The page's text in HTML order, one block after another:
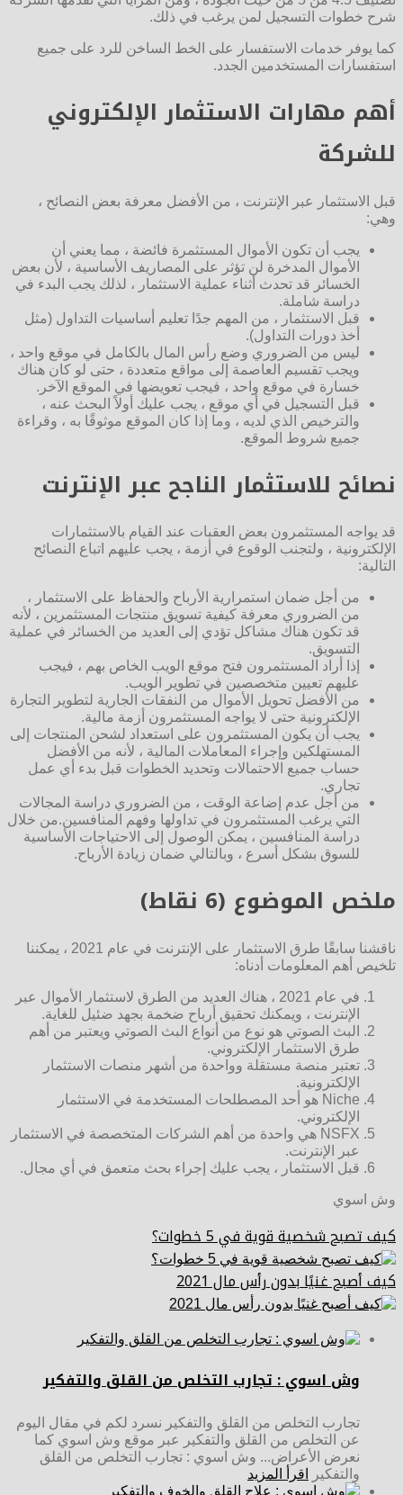
شرح خطوات التسجيل لمن يرغب في ذلك.
كما يوفر خدمات الاستفسار على الخط الساخن للرد على جميع
استفسارات المستخدمين الجدد.
أهم مهارات الاستثمار الإلكتروني
للشركة
قبل الاستثمار عبر الإنترنت ، من الأفضل معرفة بعض النصائح ،
وهي:
يجب أن تكون الأموال المستثمرة فائضة ، مما يعني أن
الأموال المدخرة لن تؤثر على المصاريف الأساسية ، لأن بعض
الخسائر قد تحدث أثناء عملية الاستثمار ، لذلك يجب البدء في
دراسة شاملة.
قبل الاستثمار ، من المهم جدًا تعليم أساسيات التداول (مثل
أخذ دورات التداول).
ليس من الضروري وضع رأس المال بالكامل في موقع واحد ،
ويجب تقسيم العاصمة إلى مواقع متعددة ، حتى لو كان هناك
خسارة في موقع واحد ، فيجب تعويضها في الموقع الآخر.
قبل التسجيل في أي موقع ، يجب عليك أولاً البحث عنه ،
والترخيص الذي لديه ، وما إذا كان الموقع موثوقًا به ، وقراءة
جميع شروط الموقع.
نصائح للاستثمار الناجح عبر الإنترنت
قد يواجه المستثمرون بعض العقبات عند القيام بالاستثمارات
الإلكترونية ، ولتجنب الوقوع في أزمة ، يجب عليهم اتباع النصائح
التالية:
من أجل ضمان استمرارية الأرباح والحفاظ على الاستثمار ،
من الضروري معرفة كيفية تسويق منتجات المستثمرين ، لأنه
قد تكون هناك مشاكل تؤدي إلى العديد من الخسائر في عملية
التسويق.
إذا أراد المستثمرون فتح موقع الويب الخاص بهم ، فيجب
عليهم تعيين متخصصين في تطوير الويب.
من الأفضل تحويل الأموال من النفقات الجارية لتطوير التجارة
الإلكترونية حتى لا يواجه المستثمرون أزمة مالية.
يجب أن يكون المستثمرون على استعداد لشحن المنتجات إلى
المستهلكين وإجراء المعاملات المالية ، لأنه من الأفضل
حساب جميع الاحتمالات وتحديد الخطوات قبل بدء أي عمل
تجاري.
من أجل عدم إضاعة الوقت ، من الضروري دراسة المجالات
التي يرغب المستثمرون في تداولها وفهم المنافسين.من خلال
دراسة المنافسين ، يمكن الوصول إلى الاحتياجات الأساسية
للسوق بشكل أسرع ، وبالتالي ضمان زيادة الأرباح.
ملخص الموضوع (6 نقاط)
ناقشنا سابقًا طرق الاستثمار على الإنترنت في عام 2021 ، يمكننا
تلخيص أهم المعلومات أدناه:
في عام 2021 ، هناك العديد من الطرق لاستثمار الأموال عبر
الإنترنت ، ويمكنك تحقيق أرباح ضخمة بجهد ضئيل للغاية.
البث الصوتي هو نوع من أنواع البث الصوتي ويعتبر من أهم
طرق الاستثمار الإلكتروني.
تعتبر منصة مستقلة وواحدة من أشهر منصات الاستثمار
الإلكترونية.
Niche هو أحد المصطلحات المستخدمة في الاستثمار
الإلكتروني.
NSFX هي واحدة من أهم الشركات المتخصصة في الاستثمار
عبر الإنترنت.
قبل الاستثمار ، يجب عليك إجراء بحث متعمق في أي مجال.
وش اسوي
كيف تصبح شخصية قوية في 5 خطوات؟
كيف أصبح غنيًا بدون رأس مال 2021
وش اسوي : تجارب التخلص من القلق والتفكير
تجارب التخلص من القلق والتفكير نسرد لكم في مقال اليوم
عن التخلص من القلق والتفكير عبر موقع وش اسوي كما
نعرض الأعراض... وش اسوي : تجارب التخلص من القلق
والتفكير
اقرأ المزيد